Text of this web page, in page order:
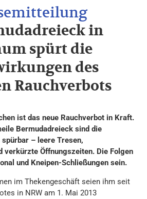
in
spürt die
des
Rauchverbots
ist das neue Rauchverbot in Kraft.
Bermudadreieck sind die
– leere Tresen,
verkürzte Öffnungszeiten. Die Folgen
und Kneipen-Schließungen sein.
im Thekengeschäft seien ihm seit
in NRW am 1. Mai 2013